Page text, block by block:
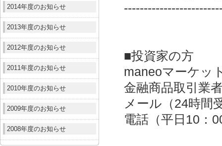
2014年度のお知らせ
2013年度のお知らせ
2012年度のお知らせ
2011年度のお知らせ
2010年度のお知らせ
2009年度のお知らせ
2008年度のお知らせ
■投資家の方
maneoマーケッ
金融商品取引業
メール（24時間
電話（平日10：